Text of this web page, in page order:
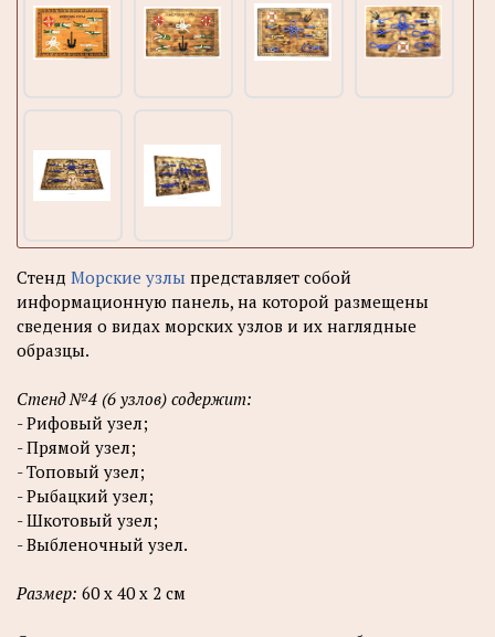
Стенд Морские узлы представляет собой
информационную панель, на которой размещены
сведения о видах морских узлов и их наглядные
образцы.
Стенд №4 (6 узлов) содержит:
- Рифовый узел;
- Прямой узел;
- Топовый узел;
- Рыбацкий узел;
- Шкотовый узел;
- Выбленочный узел.
Размер: 60 х 40 х 2 см